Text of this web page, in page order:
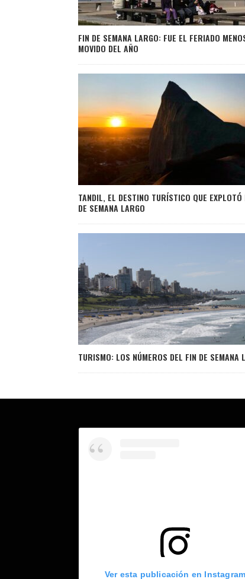
FIN DE SEMANA LARGO: FUE EL FERIADO
MOVIDO DEL AÑO
TANDIL, EL DESTINO TURÍSTICO QUE EXPLOTÓ
DE SEMANA LARGO
TURISMO: LOS NÚMEROS DEL FIN DE SEMANA
Ver esta publicación en Instagram